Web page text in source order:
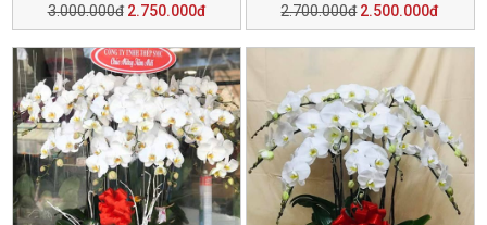
3.000.000đ 2.750.000đ
2.700.000đ 2.500.000đ